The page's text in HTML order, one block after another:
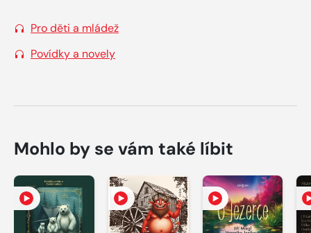
Pro děti a mládež
Povídky a novely
Mohlo by se vám také líbit